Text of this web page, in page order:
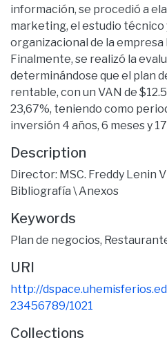
información, se procedió a
marketing, el estudio
organizacional de la
Finalmente, se realizó la
determinándose que el plan
rentable, con un VAN de
23,67%, teniendo como
inversión 4 años, 6 meses y
Description
Director: MSC. Freddy Lenin
Bibliografía \ Anexos
Keywords
Plan de negocios,
URI
http://
23456789/1021
Collections